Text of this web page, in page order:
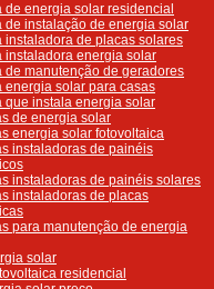
de energia solar residencial
de instalação de energia solar
instaladora de placas solares
instaladora energia solar
de manutenção de geradores
energia solar para casas
que instala energia solar
de energia solar
energia solar fotovoltaica
instaladoras de painéis
instaladoras de painéis solares
instaladoras de placas
para manutenção de energia
solar
residencial